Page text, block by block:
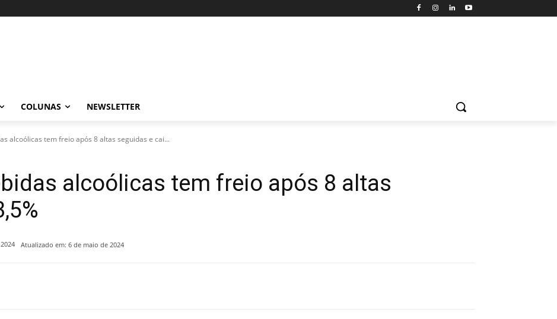
COLUNAS NEWSLETTER
alcoólicas tem freio após 8 altas seguidas e cai...
alcoólicas tem freio após 8 altas
Atualizado em: 6 de maio de 2024